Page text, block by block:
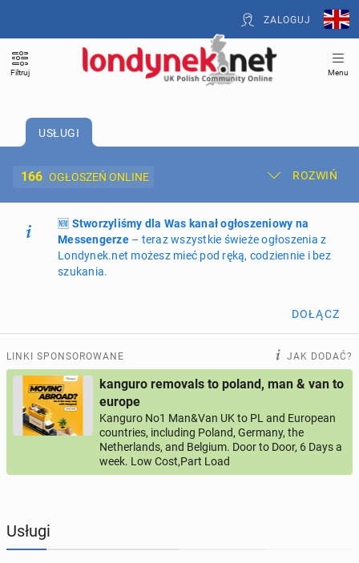
ZALOGUJ
Filtruj Menu
USŁUGI
166 OGŁOSZEŃ ONLINE ROZWIŃ
Dodaj ogłoszenie Moje ogłoszenia
Oferta i cennik ogłoszeń
ogłoszenia online
PROFILE KANDYDATÓW 305profili online
USŁUGI 166ogłoszeń online
MOTORYZACJA 12ogłoszeń online
🆕 Stworzyliśmy dla Was kanał ogłoszeniowy na
Messengerze– teraz wszystkie świeże ogłoszenia z
Londynek.net możesz mieć pod ręką, codziennie i bez
szukania.
DOŁĄCZ
LINKI SPONSOROWANE JAK DODAĆ?
kanguro removals to poland, man & van to
europe
Kanguro No1 Man&Van UK to PL and European
countries, including Poland, Germany, the
Netherlands, and Belgium. Door to Door, 6 Days a
week. Low Cost,Part Load
Usługi